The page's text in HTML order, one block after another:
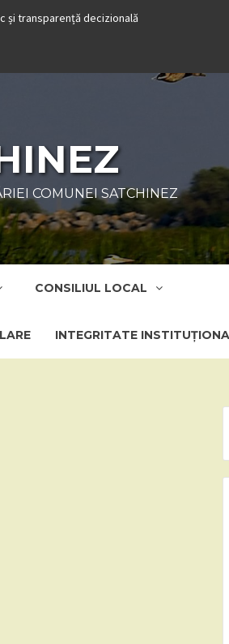
și transparență decizională
COMUNEI SATCHINEZ
CONSILIUL LOCAL
INTEGRITATE